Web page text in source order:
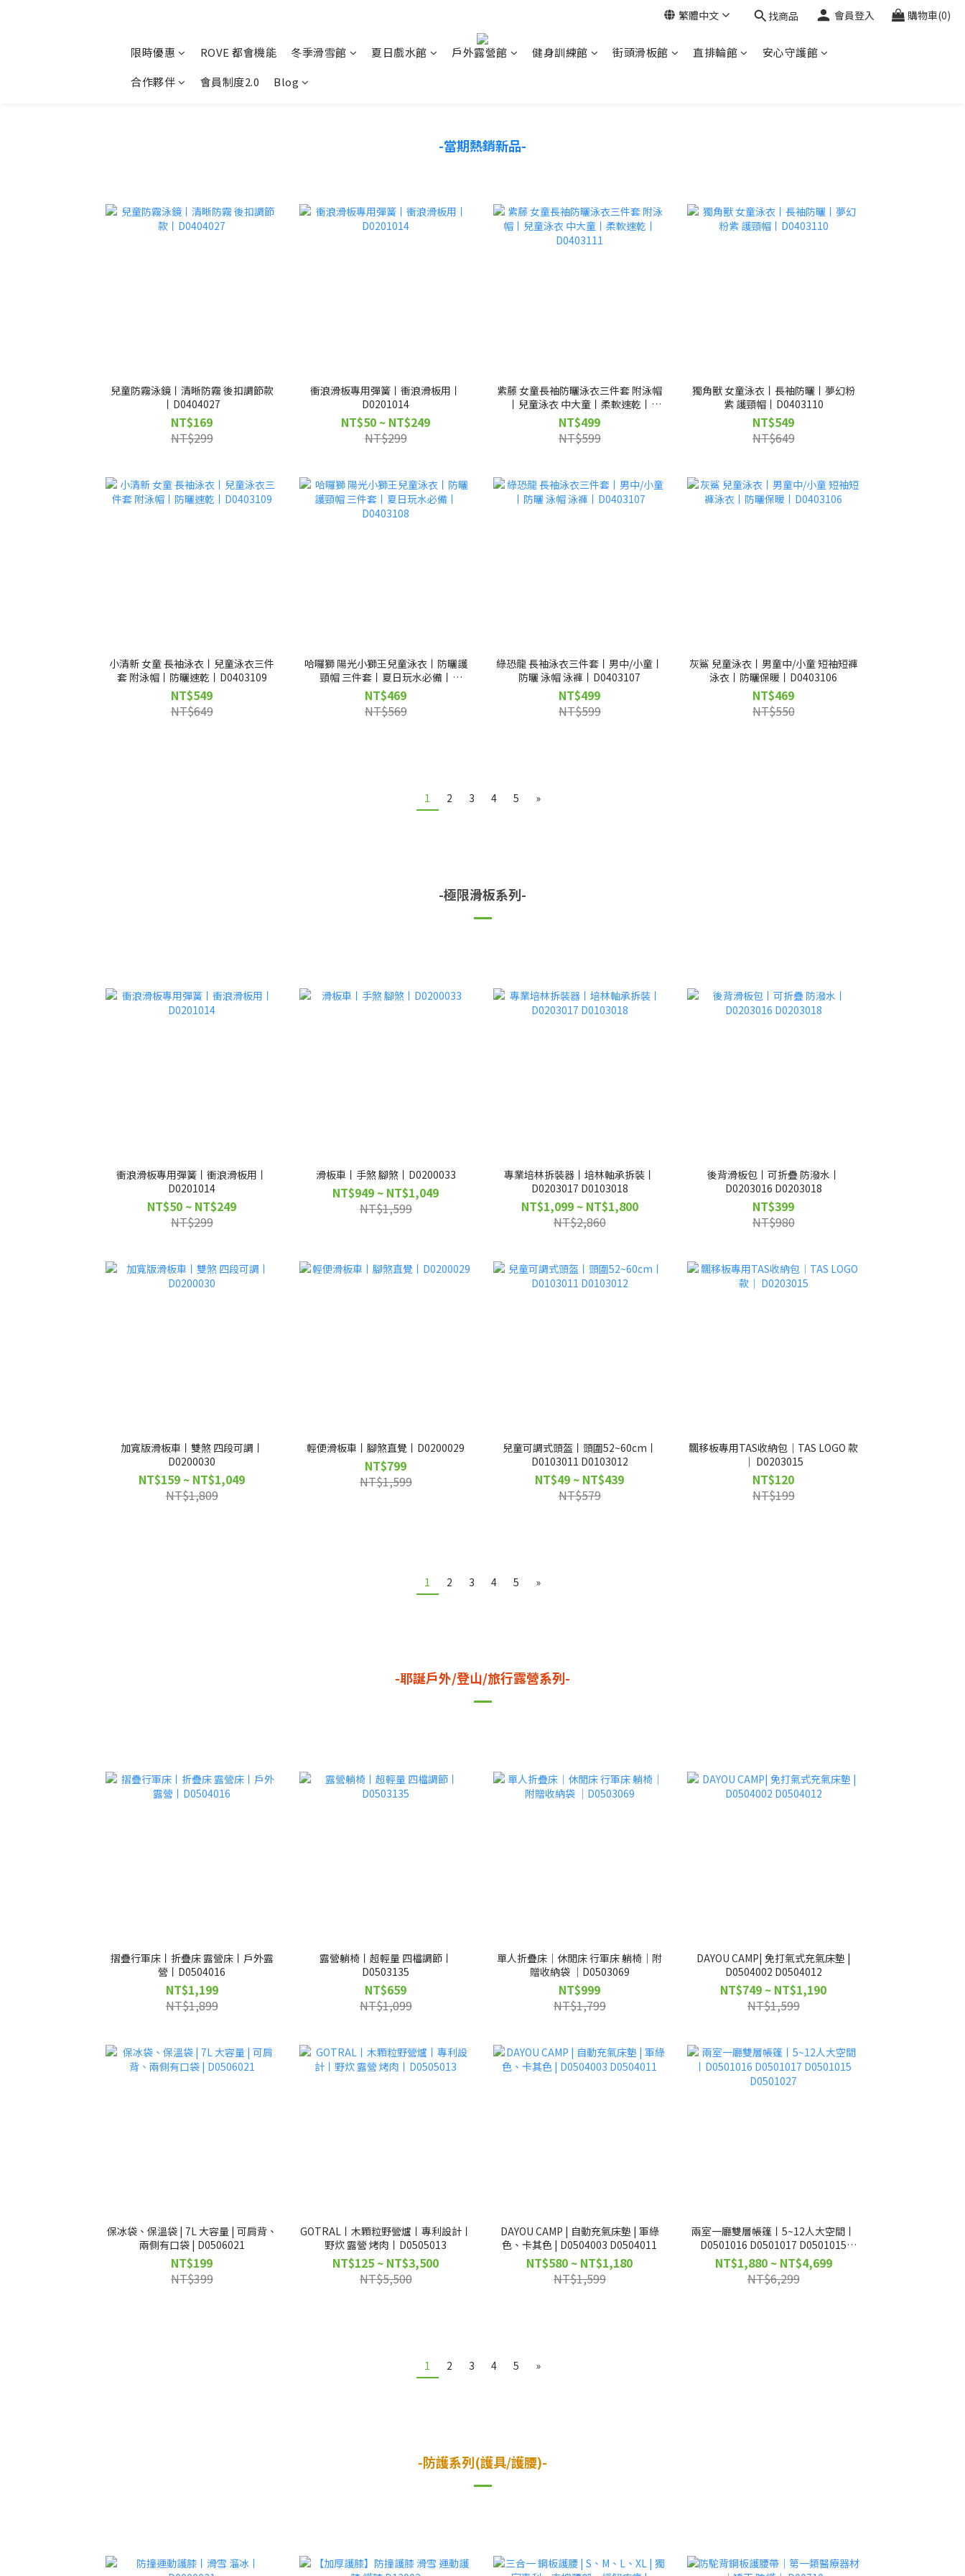
繁體中文 找商品 會員登入 購物車(0)
限時優惠 ROVE 都會機能 冬季滑雪館 夏日戲水館 戶外露營館 健身訓練館 街頭滑板館 直排輪館
安心守護館
合作夥伴
會員制度2.0 Blog
-當期熱銷新品-
兒童防霧泳鏡丨清晰防霧 後扣調節款
丨D0404027
NT$169
NT$299
衝浪滑板專用彈簧丨衝浪滑板用丨
D0201014
NT$50 ~ NT$249
NT$299
紫藤 女童長袖防曬泳衣三件套 附泳帽
丨兒童泳衣 中大童丨柔軟速乾丨
D0403111
NT$499
NT$599
獨角獸 女童泳衣丨長袖防曬丨夢幻粉
紫 護頸帽丨D0403110
NT$549
NT$649
小清新 女童 長袖泳衣丨兒童泳衣三件
套 附泳帽丨防曬速乾丨D0403109
NT$549
NT$649
哈囉獅 陽光小獅王兒童泳衣丨防曬護
頸帽 三件套丨夏日玩水必備丨
D0403108
NT$469
NT$569
綠恐龍 長袖泳衣三件套丨男中/小童丨
防曬 泳帽 泳褲丨D0403107
NT$499
NT$599
灰鯊 兒童泳衣丨男童中/小童 短袖短褲
泳衣丨防曬保暖丨D0403106
NT$469
NT$550
1 2 3 4 5 »
-極限滑板系列-
衝浪滑板專用彈簧丨衝浪滑板用丨
D0201014
NT$50 ~ NT$249
NT$299
滑板車丨手煞 腳煞丨D0200033
NT$949 ~ NT$1,049
NT$1,599
專業培林拆裝器丨培林軸承拆裝丨
D0203017 D0103018
NT$1,099 ~ NT$1,800
NT$2,860
後背滑板包丨可折疊 防潑水丨
D0203016 D0203018
NT$399
NT$980
加寬版滑板車丨雙煞 四段可調丨
D0200030
NT$159 ~ NT$1,049
NT$1,809
輕便滑板車丨腳煞直覺丨D0200029
NT$799
NT$1,599
兒童可調式頭盔丨頭圍52~60cm丨
D0103011 D0103012
NT$49 ~ NT$439
NT$579
飄移板專用TAS收納包｜TAS LOGO 款
｜ D0203015
NT$120
NT$199
1 2 3 4 5 »
-耶誕戶外/登山/旅行露營系列-
摺疊行軍床丨折疊床 露營床丨戶外露
營丨D0504016
NT$1,199
NT$1,899
露營躺椅丨超輕量 四檔調節丨
D0503135
NT$659
NT$1,099
單人折疊床｜休閒床 行軍床 躺椅｜附
贈收納袋 ｜D0503069
NT$999
NT$1,799
DAYOU CAMP| 免打氣式充氣床墊 |
D0504002 D0504012
NT$749 ~ NT$1,190
NT$1,599
保冰袋、保溫袋 | 7L 大容量 | 可肩背、
兩側有口袋 | D0506021
NT$199
NT$399
GOTRAL丨木顆粒野營爐丨專利設計丨
野炊 露營 烤肉丨D0505013
NT$125 ~ NT$3,500
NT$5,500
DAYOU CAMP | 自動充氣床墊 | 軍綠
色、卡其色 | D0504003 D0504011
NT$580 ~ NT$1,180
NT$1,599
兩室一廳雙層帳篷丨5~12人大空間丨
D0501016 D0501017 D0501015
D0501027
NT$1,880 ~ NT$4,699
NT$6,299
1 2 3 4 5 »
-防護系列(護具/護腰)-